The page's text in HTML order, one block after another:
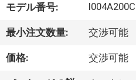
ビ
オ
モデル番号:
最小注文数量: 交渉可能
価格: 交渉可能